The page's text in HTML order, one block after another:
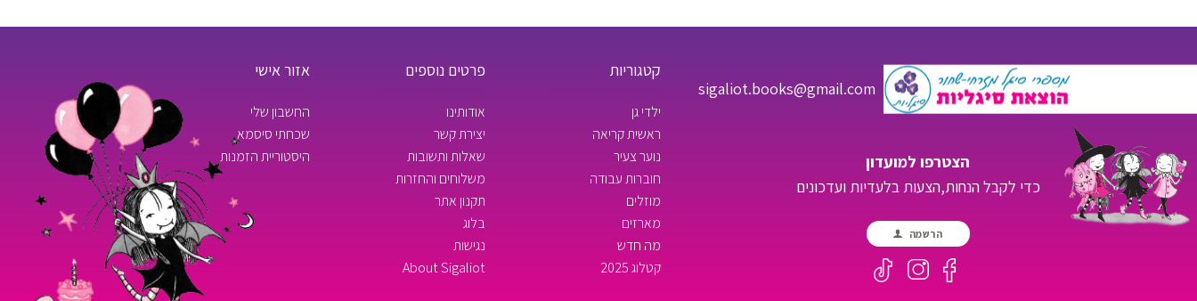
sigaliot.books@gmail.com
הצטרפו למועדון
כדי לקבל הנחות,הצעות בלעדיות ועדכונים
הרשמה
קטגוריות
ילדי גן
ראשית קריאה
נוער צעיר
חוברות עבודה
מוזלים
מארזים
מה חדש
קטלוג 2025
פרטים נוספים
אודותינו
יצירת קשר
שאלות ותשובות
משלוחים והחזרות
תקנון אתר
בלוג
נגישות
About Sigaliot
אזור אישי
החשבון שלי
שכחתי סיסמא
היסטוריית הזמנות